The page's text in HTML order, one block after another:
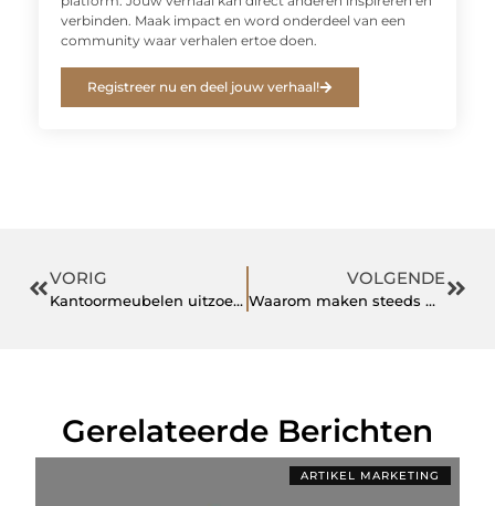
verbinden. Maak impact en word onderdeel van een
community waar verhalen ertoe doen.
Registreer nu en deel jouw verhaal!
VORIG
Kantoormeubelen uitzoeken
VOLGENDE
Waarom maken steeds meer mensen de keuze voor de bruiloft DJ
Gerelateerde Berichten
ARTIKEL MARKETING